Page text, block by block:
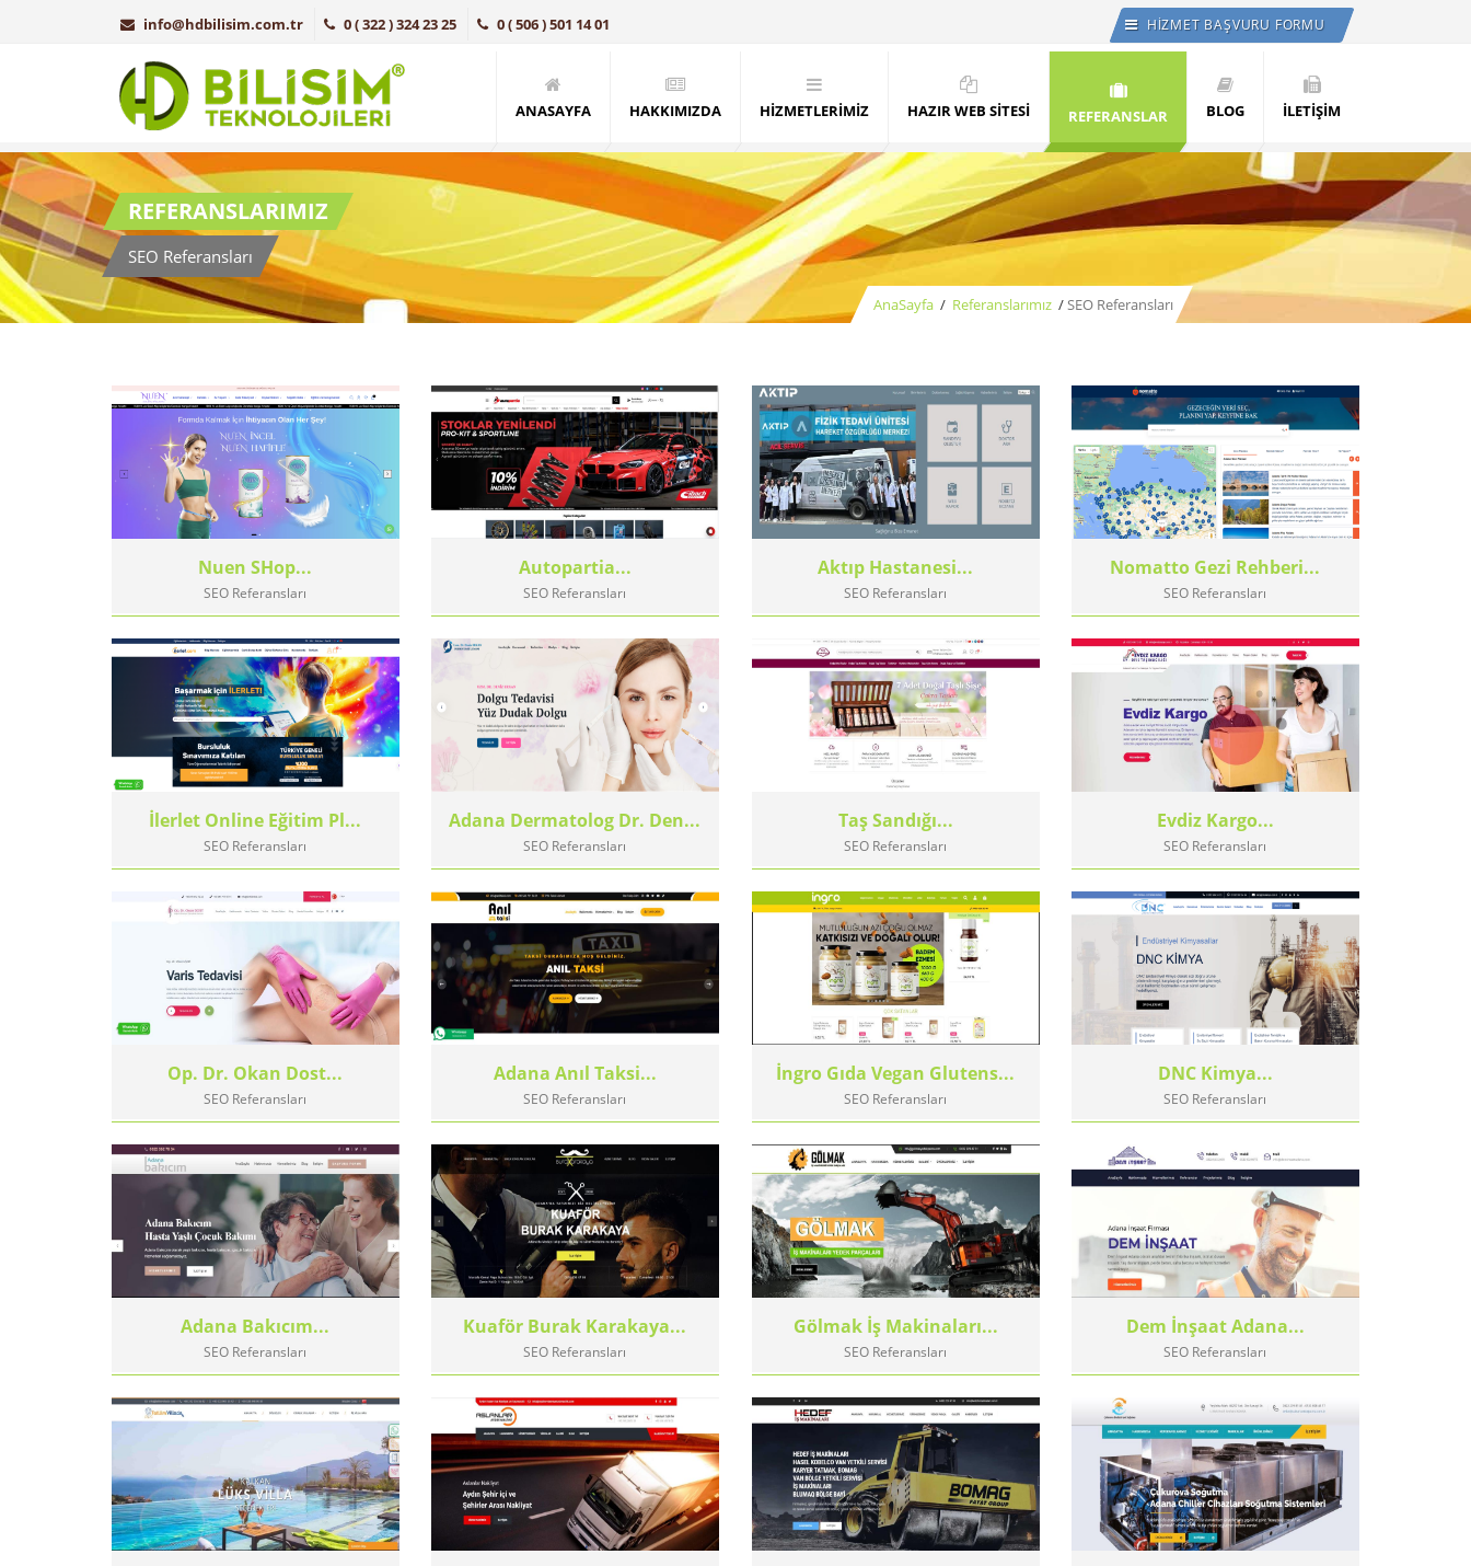
info@hdbilisim.com.tr 0 ( 322 ) 324 23 25 0 ( 506 ) 501 14 01 HİZMET BAŞVURU FORMU
ANASAYFA HAKKIMIZDA HİZMETLERİMİZ HAZIR WEB SİTESİ REFERANSLAR BLOG İLETİŞİM
REFERANSLARIMIZ
SEO Referansları
AnaSayfa / Referanslarımız /SEO Referansları
Nuen SHop...
SEO Referansları
Autopartia...
SEO Referansları
Aktıp Hastanesi...
SEO Referansları
Nomatto Gezi Rehberi...
SEO Referansları
İlerlet Online Eğitim Pl...
SEO Referansları
Adana Dermatolog Dr. Den...
SEO Referansları
Taş Sandığı...
SEO Referansları
Evdiz Kargo...
SEO Referansları
Op. Dr. Okan Dost...
SEO Referansları
Adana Anıl Taksi...
SEO Referansları
İngro Gıda Vegan Glutens...
SEO Referansları
DNC Kimya...
SEO Referansları
Adana Bakıcım...
SEO Referansları
Kuaför Burak Karakaya...
SEO Referansları
Gölmak İş Makinaları...
SEO Referansları
Dem İnşaat Adana...
SEO Referansları